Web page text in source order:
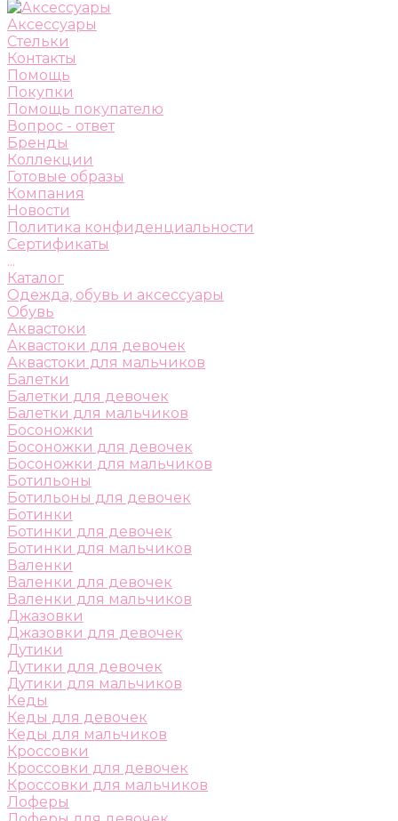
Аксессуары
Стельки
Контакты
Помощь
Покупки
Помощь покупателю
Вопрос - ответ
Бренды
Коллекции
Готовые образы
Компания
Новости
Политика конфиденциальности
Сертификаты
...
Каталог
Одежда, обувь и аксессуары
Обувь
Аквастоки
Аквастоки для девочек
Аквастоки для мальчиков
Балетки
Балетки для девочек
Балетки для мальчиков
Босоножки
Босоножки для девочек
Босоножки для мальчиков
Ботильоны
Ботильоны для девочек
Ботинки
Ботинки для девочек
Ботинки для мальчиков
Валенки
Валенки для девочек
Валенки для мальчиков
Джазовки
Джазовки для девочек
Дутики
Дутики для девочек
Дутики для мальчиков
Кеды
Кеды для девочек
Кеды для мальчиков
Кроссовки
Кроссовки для девочек
Кроссовки для мальчиков
Лоферы